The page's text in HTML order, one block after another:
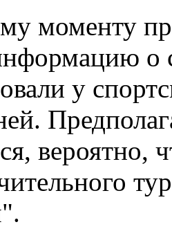
моменту
о
у
вероятно,